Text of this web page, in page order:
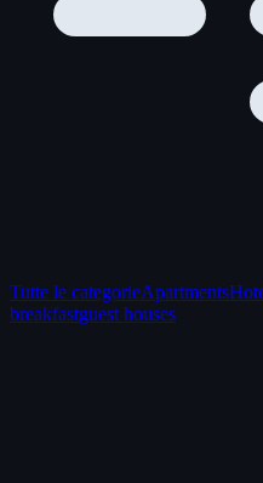
Tutte le categorieApartments
breakfastguest houses